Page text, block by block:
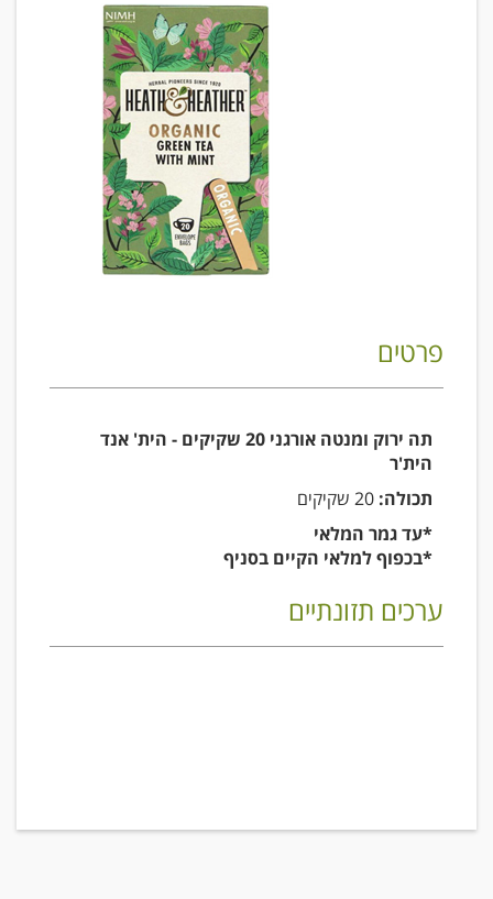
פרטים
תה ירוק ומנטה אורגני 20 שקיקים - הית' אנד
הית'ר
תכולה:
*עד גמר המלאי
*בכפוף למלאי הקיים בסניף
ערכים תזונתיים